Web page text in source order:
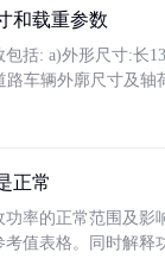
和载重参数
括: a)外形尺寸:长
路车辆外廓尺寸及轴
正常
率的正常范围及影
值表格。同时解